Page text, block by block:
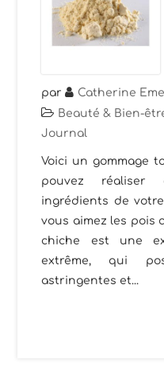
par Catherine
Beauté & Bien-
Journal
Voici un gommage
pouvez
ingrédients de
vous aimez les pois
chiche est une
extrême, qui
astringentes et...